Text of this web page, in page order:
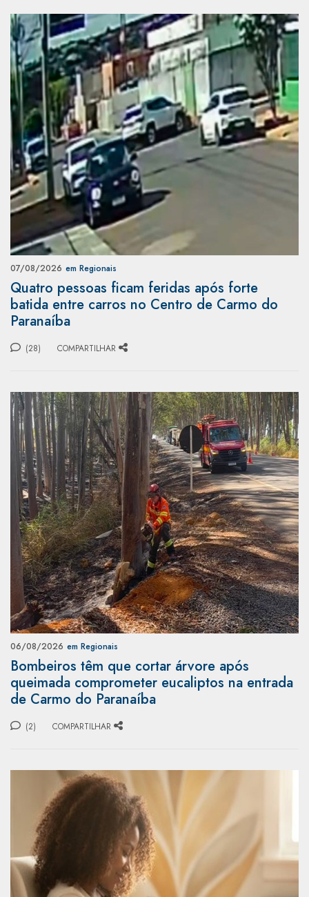
07/08/2026 em Regionais
Quatro pessoas ficam feridas após forte
batida entre carros no Centro de Carmo do
Paranaíba
(28) COMPARTILHAR
06/08/2026 em Regionais
Bombeiros têm que cortar árvore após
queimada comprometer eucaliptos na entrada
de Carmo do Paranaíba
(2) COMPARTILHAR